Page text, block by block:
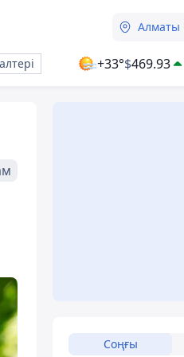
Алматы
+33°$469.93
Соңғы